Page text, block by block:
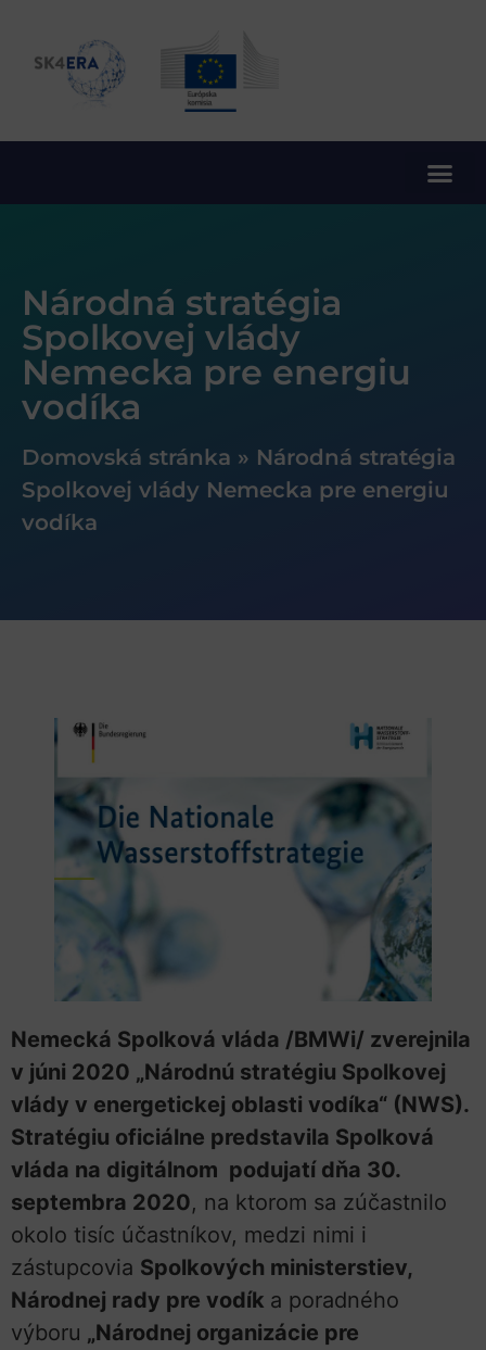
Národná stratégia
Spolkovej vlády
Nemecka pre energiu
vodíka
Domovská stránka » Národná stratégia
Spolkovej vlády Nemecka pre energiu
vodíka
Nemecká Spolková vláda /BMWi/ zverejnila
v júni 2020 „Národnú stratégiu Spolkovej
vlády v energetickej oblasti vodíka“ (NWS).
Stratégiu oficiálne predstavila Spolková
vláda na digitálnom podujatí dňa 30.
septembra 2020, na ktorom sa zúčastnilo
okolo tisíc účastníkov, medzi nimi i
zástupcovia Spolkových ministerstiev,
Národnej rady pre vodík a poradného
výboru „Národnej organizácie pre